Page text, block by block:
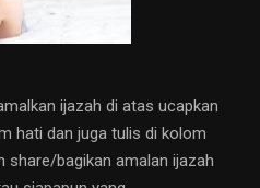
ijazah di atas ucapkan
hati dan juga tulis di kolom
share/bagikan amalan ijazah